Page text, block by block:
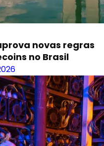
novas regras
no Brasil